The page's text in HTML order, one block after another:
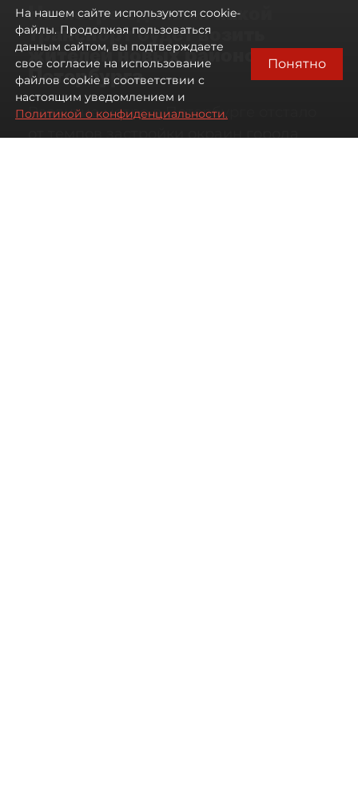
Не метро единым: какой
транспорт будет возить
жителей новых районов
Петербурга
Развитие метро в Петербурге отстало
от темпов застройки окраин города
На нашем сайте используются cookie-
файлы. Продолжая пользоваться
данным сайтом, вы подтверждаете
свое согласие на использование
файлов cookie в соответствии с
настоящим уведомлением и
Политикой о конфиденциальности.
Понятно